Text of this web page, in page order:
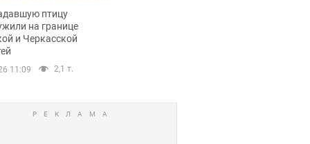
маршрут.
птицу
на границе
и Черкасской
11:09 2,1 т.